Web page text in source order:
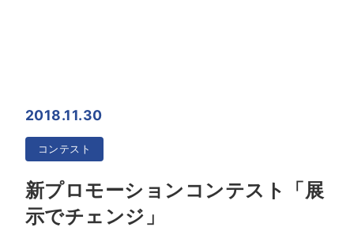
2018.11.30
コンテスト
新プロモーションコンテスト「展
示でチェンジ」